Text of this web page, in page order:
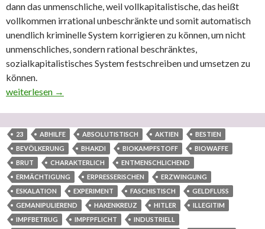
dann das unmenschliche, weil vollkapitalistische, das heißt
vollkommen irrational unbeschränkte und somit automatisch
unendlich kriminelle System korrigieren zu können, um nicht
unmenschliches, sondern rational beschränktes,
sozialkapitalistisches System festschreiben und umsetzen zu
können.
Auch der aufgeklärten österreichischen Bevölkerung sei
weiterlesen →
23 ABHILFE ABSOLUTISTISCH AKTIEN
BESTIEN
BEVÖLKERUNG
BHAKDI BIOKAMPFSTOFF
BIOWAFFE
BRUT
CHARAKTERLICH
ENTMENSCHLICHEND
ERMÄCHTIGUNG
ERPRESSERISCHEN
ERZWINGUNG
ESKALATION
EXPERIMENT FASCHISTISCH
GELDFLUSS
GEMANIPULIEREND
HAKENKREUZ HITLER
ILLEGITIM
IMPFBETRUG
IMPFPFLICHT
INDUSTRIELL